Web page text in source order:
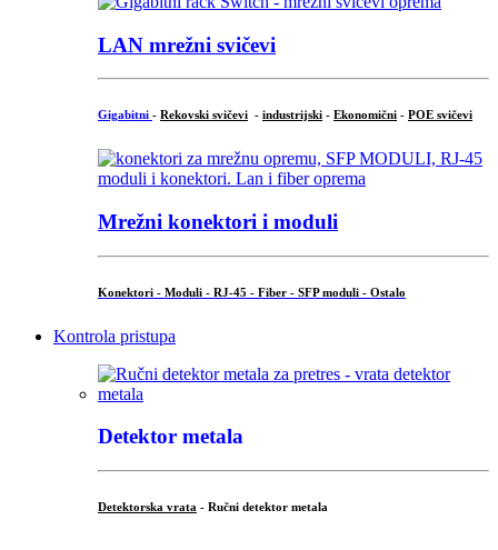
LAN mrežni svičevi
Gigabitni - Rekovski svičevi - industrijski - Ekonomični - POE svičevi
Mrežni konektori i moduli
Konektori - Moduli - RJ-45 - Fiber - SFP moduli - Ostalo
Kontrola pristupa
Detektor metala
Detektorska vrata - Ručni detektor metala